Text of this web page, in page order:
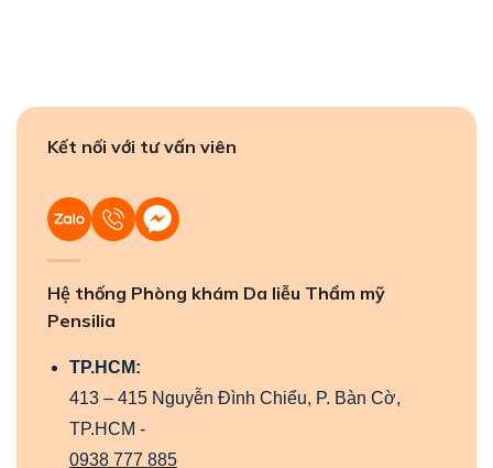
Kết nối với tư vấn viên
Hệ thống Phòng khám Da liễu Thẩm mỹ
Pensilia
TP.HCM:
413 – 415 Nguyễn Đình Chiểu, P. Bàn Cờ,
TP.HCM -
0938 777 885